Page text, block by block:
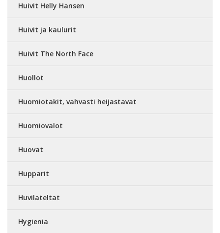
Huivit Helly Hansen
Huivit ja kaulurit
Huivit The North Face
Huollot
Huomiotakit, vahvasti heijastavat
Huomiovalot
Huovat
Hupparit
Huvilateltat
Hygienia